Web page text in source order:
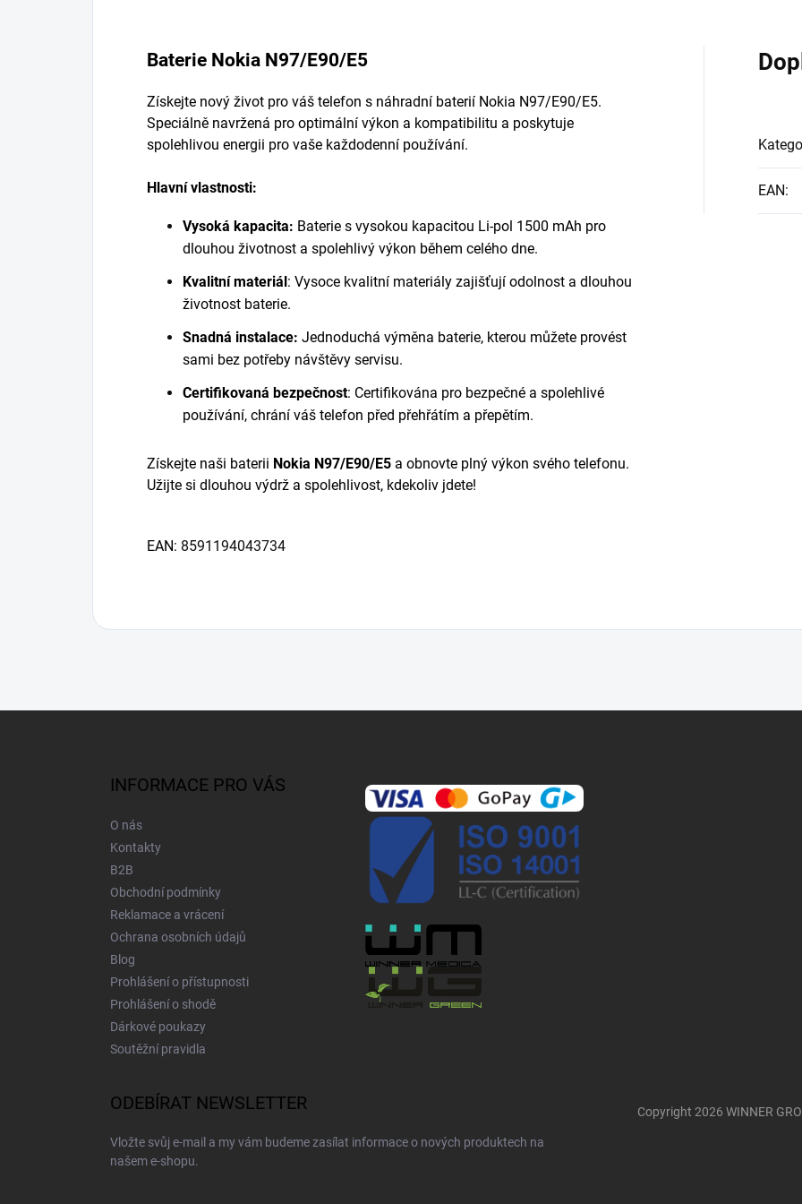
Baterie Nokia N97/E90/E5
Získejte nový život pro váš telefon s náhradní baterií Nokia N97/E90/E5.
Speciálně navržená pro optimální výkon a kompatibilitu a poskytuje
spolehlivou energii pro vaše každodenní používání.
Hlavní vlastnosti:
Vysoká kapacita: Baterie s vysokou kapacitou Li-pol 1500 mAh pro
dlouhou životnost a spolehlivý výkon během celého dne.
Kvalitní materiál : Vysoce kvalitní materiály zajišťují odolnost a dlouhou
životnost baterie.
Snadná instalace: Jednoduchá výměna baterie, kterou můžete provést
sami bez potřeby návštěvy servisu.
Certifikovaná bezpečnost: Certifikována pro bezpečné a spolehlivé
používání, chrání váš telefon před přehřátím a přepětím.
Získejte naši baterii Nokia N97/E90/E5 a obnovte plný výkon svého telefonu.
Užijte si dlouhou výdrž a spolehlivost, kdekoliv jdete!
EAN: 8591194043734
EAN:
INFORMACE PRO VÁS
O nás
Kontakty
B2B
Obchodní podmínky
Reklamace a vrácení
Ochrana osobních údajů
Blog
Prohlášení o přístupnosti
Prohlášení o shodě
Dárkové poukazy
Soutěžní pravidla
ODEBÍRAT NEWSLETTER
Vložte svůj e-mail a my vám budeme zasílat informace o nových produktech na
našem e-shopu.
Copyright 2026 WINNER